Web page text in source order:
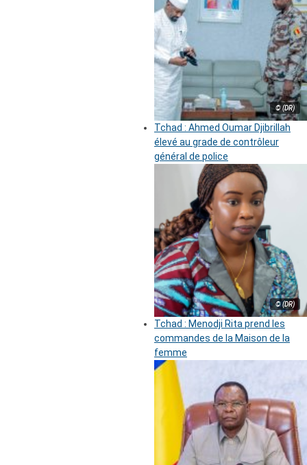
© (DR)
Tchad : Ahmed Oumar Djibrillah
élevé au grade de contrôleur
général de police
© (DR)
Tchad : Menodji Rita prend les
commandes de la Maison de la
femme